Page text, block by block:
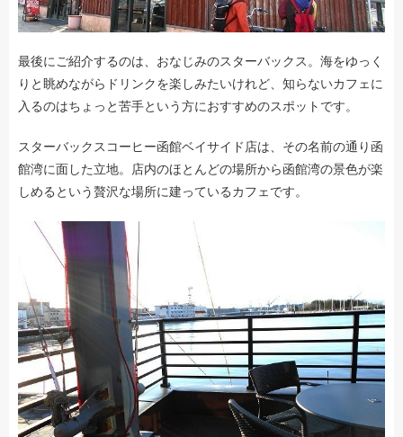
最後にご紹介するのは、おなじみのスターバックス。海をゆっく
りと眺めながらドリンクを楽しみたいけれど、知らないカフェに
入るのはちょっと苦手という方におすすめのスポットです。
スターバックスコーヒー函館ベイサイド店は、その名前の通り函
館湾に面した立地。店内のほとんどの場所から函館湾の景色が楽
しめるという贅沢な場所に建っているカフェです。